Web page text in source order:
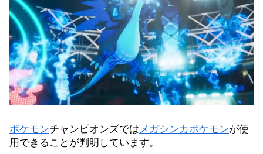
ポケモンチャンピオンズではメガシンカポケモンが使
用できることが判明しています。